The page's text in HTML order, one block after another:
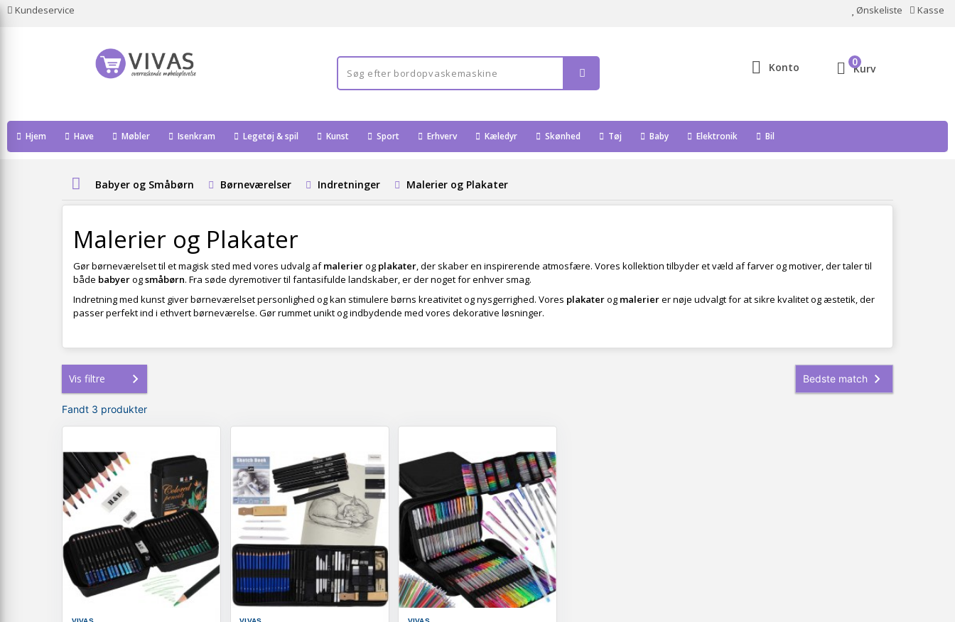
Kundeservice Ønskeliste Kasse
Konto Kurv
0
Hjem Have Møbler Isenkram Legetøj & spil Kunst Sport Erhverv Kæledyr Skønhed Tøj Baby Elektronik Bil
Babyer og Småbørn Børneværelser Indretninger Malerier og Plakater
Malerier og Plakater
Gør børneværelset til et magisk sted med vores udvalg afmalerierog plakater, der skaber en inspirerende atmosfære. Vores kollektion tilbyder et væld af farver og motiver, der taler til
både babyerogsmåbørn. Fra søde dyremotiver til fantasifulde landskaber, er der noget for enhver smag.
Indretning med kunst giver børneværelset personlighed og kan stimulere børns kreativitet og nysgerrighed. Vores plakaterog malerierer nøje udvalgt for at sikre kvalitet og æstetik, der
passer perfekt ind i ethvert børneværelse. Gør rummet unikt og indbydende med vores dekorative løsninger.
Vis filtre
Fandt 3 produkter